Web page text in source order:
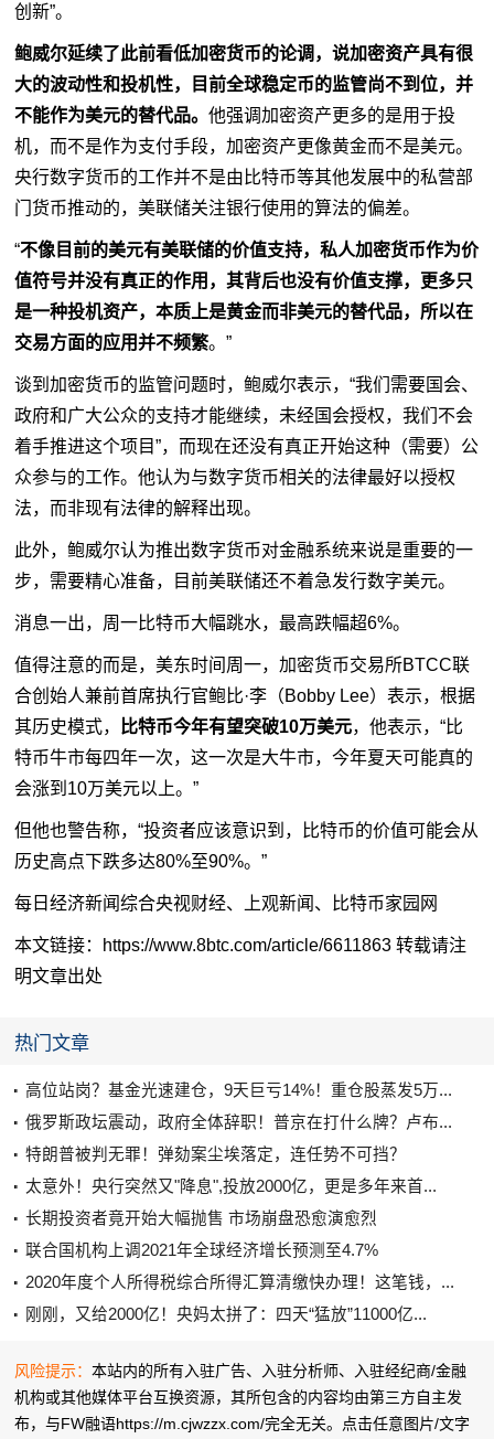
创新”。
鲍威尔延续了此前看低加密货币的论调，说加密资产具有很
大的波动性和投机性，目前全球稳定币的监管尚不到位，并
不能作为美元的替代品。他强调加密资产更多的是用于投
机，而不是作为支付手段，加密资产更像黄金而不是美元。
央行数字货币的工作并不是由比特币等其他发展中的私营部
门货币推动的，美联储关注银行使用的算法的偏差。
“不像目前的美元有美联储的价值支持，私人加密货币作为价
值符号并没有真正的作用，其背后也没有价值支撑，更多只
是一种投机资产，本质上是黄金而非美元的替代品，所以在
交易方面的应用并不频繁。”
谈到加密货币的监管问题时，鲍威尔表示，“我们需要国会、
政府和广大公众的支持才能继续，未经国会授权，我们不会
着手推进这个项目”，而现在还没有真正开始这种（需要）公
众参与的工作。他认为与数字货币相关的法律最好以授权
法，而非现有法律的解释出现。
此外，鲍威尔认为推出数字货币对金融系统来说是重要的一
步，需要精心准备，目前美联储还不着急发行数字美元。
消息一出，周一比特币大幅跳水，最高跌幅超6%。
值得注意的而是，美东时间周一，加密货币交易所BTCC联
合创始人兼前首席执行官鲍比·李（Bobby Lee）表示，根据
其历史模式，
比特币今年有望突破10万美元，他表示，“比
特币牛市每四年一次，这一次是大牛市，今年夏天可能真的
会涨到10万美元以上。”
但他也警告称，“投资者应该意识到，比特币的价值可能会从
历史高点下跌多达80%至90%。”
每日经济新闻综合央视财经、上观新闻、比特币家园网
本文链接：https://www.8btc.com/article/6611863 转载请注
明文章出处
热门文章
高位站岗？基金光速建仓，9天巨亏14%！重仓股蒸发5万...
俄罗斯政坛震动，政府全体辞职！普京在打什么牌？卢布...
特朗普被判无罪！弹劾案尘埃落定，连任势不可挡？
太意外！央行突然又"降息",投放2000亿，更是多年来首...
长期投资者竟开始大幅抛售 市场崩盘恐愈演愈烈
联合国机构上调2021年全球经济增长预测至4.7%
2020年度个人所得税综合所得汇算清缴快办理！这笔钱，...
刚刚，又给2000亿！央妈太拼了：四天“猛放”11000亿...
风险提示：本站内的所有入驻广告、入驻分析师、入驻经纪商/金融
机构或其他媒体平台互换资源，其所包含的内容均由第三方自主发
布，与FW融语https://m.cjwzzx.com/完全无关。点击任意图片/文字